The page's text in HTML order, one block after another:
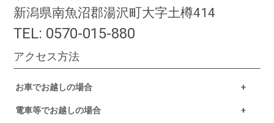
新潟県南魚沼郡湯沢町大字土樽414
TEL: 0570-015-880
アクセス方法
お車でお越しの場合
電車等でお越しの場合